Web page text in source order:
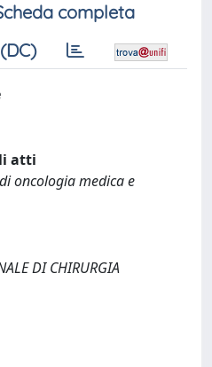
completa
atti
oncologia medica e
DI CHIRURGIA